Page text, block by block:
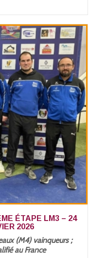
ÉTAPE LM3 – 24
2026
(M4) vainqueurs ;
au France